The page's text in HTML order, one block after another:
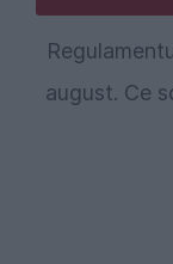
august. Ce